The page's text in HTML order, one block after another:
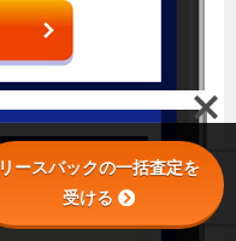
リースバックの一括査定を
受ける